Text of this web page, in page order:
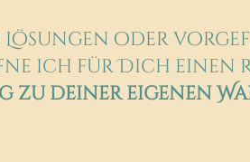
oder
ich für Dich einen
zu deiner eigenen